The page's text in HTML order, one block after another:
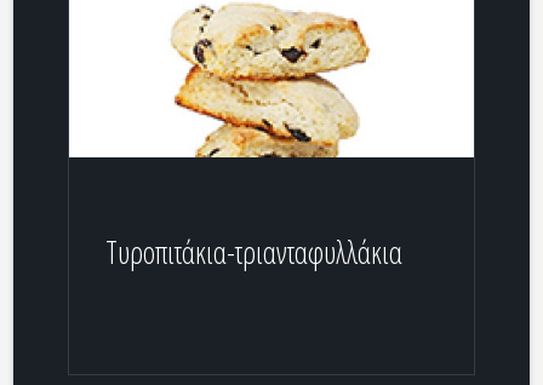
Τυροπιτάκια-τριανταφυλλάκια